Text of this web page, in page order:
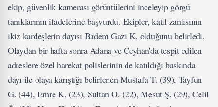
ekip, güvenlik kamerası görüntülerini inceleyip görgü
tanıklarının ifadelerine başvurdu. Ekipler, katil zanlısının
ikiz kardeşlerin dayısı Badem Gazi K. olduğunu belirledi.
Olaydan bir hafta sonra Adana ve Ceyhan'da tespit edilen
adreslere özel harekat polislerinin de katıldığı baskında
dayı ile olaya karıştığı belirlenen Mustafa T. (39), Tayfun
G. (44), Emre K. (23), Sultan O. (22), Mesut Ş. (29), Celil